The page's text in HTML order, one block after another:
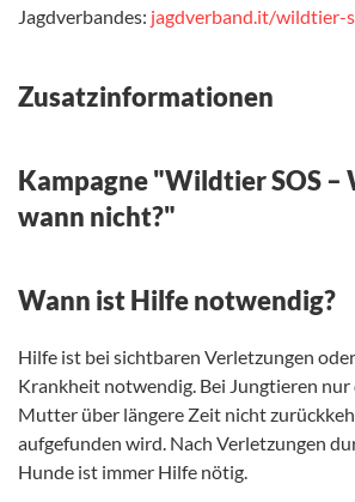
Jagdverbandes: jagdverband.it/wildtier-
Zusatzinformationen
Kampagne "Wildtier SOS –
wann nicht?"
Wann ist Hilfe notwendig?
Hilfe ist bei sichtbaren Verletzungen
Krankheit notwendig. Bei Jungtieren nur
Mutter über längere Zeit nicht
aufgefunden wird. Nach Verletzungen
Hunde ist immer Hilfe nötig.